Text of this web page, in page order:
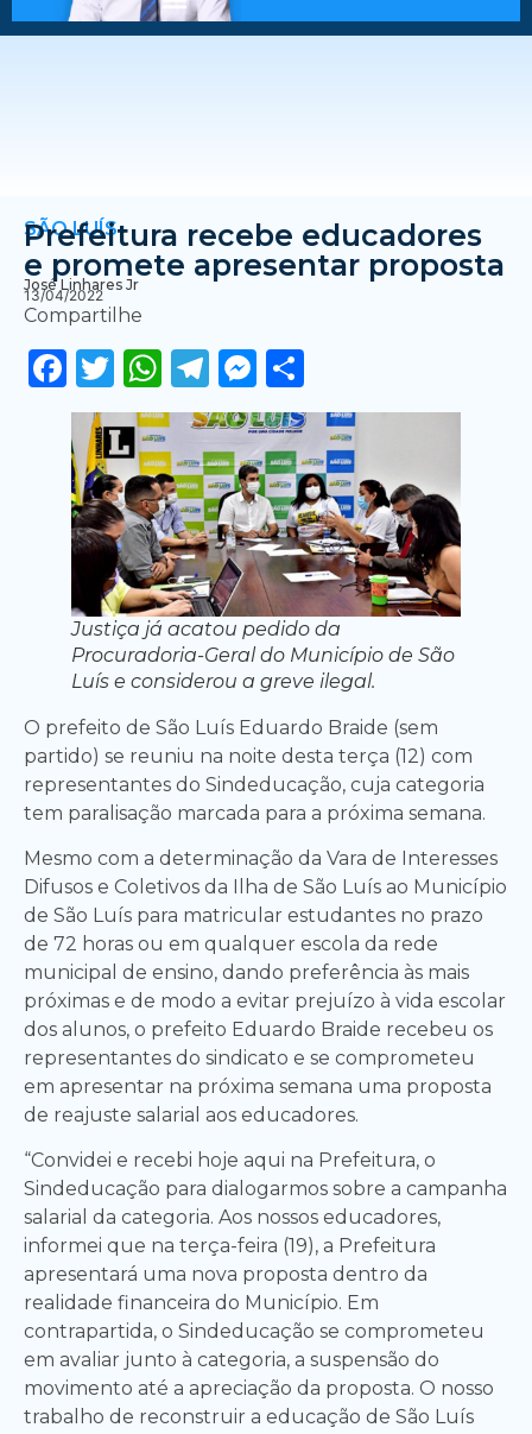
SÃO LUÍS
Prefeitura recebe educadores
e promete apresentar proposta
José Linhares Jr
13/04/2022
Compartilhe
Facebook
Twitter
WhatsApp
Telegram
Messenger
Justiça já acatou pedido da
Procuradoria-Geral do Município de São
Luís e considerou a greve ilegal.
O prefeito de São Luís Eduardo Braide (sem
partido) se reuniu na noite desta terça (12) com
representantes do Sindeducação, cuja categoria
tem paralisação marcada para a próxima semana.
Mesmo com a determinação da Vara de Interesses
Difusos e Coletivos da Ilha de São Luís ao Município
de São Luís para matricular estudantes no prazo
de 72 horas ou em qualquer escola da rede
municipal de ensino, dando preferência às mais
próximas e de modo a evitar prejuízo à vida escolar
dos alunos, o prefeito Eduardo Braide recebeu os
representantes do sindicato e se comprometeu
em apresentar na próxima semana uma proposta
de reajuste salarial aos educadores.
“Convidei e recebi hoje aqui na Prefeitura, o
Sindeducação para dialogarmos sobre a campanha
salarial da categoria. Aos nossos educadores,
informei que na terça-feira (19), a Prefeitura
apresentará uma nova proposta dentro da
realidade financeira do Município. Em
contrapartida, o Sindeducação se comprometeu
em avaliar junto à categoria, a suspensão do
movimento até a apreciação da proposta. O nosso
trabalho de reconstruir a educação de São Luís